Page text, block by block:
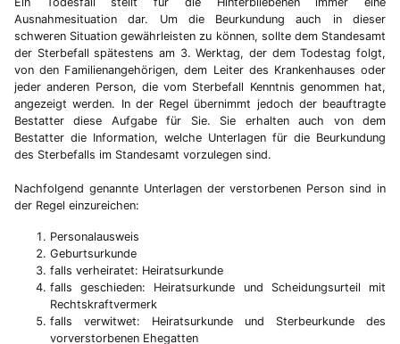
Ausnahmesituation dar. Um die Beurkundung auch in dieser
schweren Situation gewährleisten zu können, sollte dem Standesamt
der Sterbefall spätestens am 3. Werktag, der dem Todestag folgt,
von den Familienangehörigen, dem Leiter des Krankenhauses oder
jeder anderen Person, die vom Sterbefall Kenntnis genommen hat,
angezeigt werden. In der Regel übernimmt jedoch der beauftragte
Bestatter diese Aufgabe für Sie. Sie erhalten auch von dem
Bestatter die Information, welche Unterlagen für die Beurkundung
des Sterbefalls im Standesamt vorzulegen sind.
Nachfolgend genannte Unterlagen der verstorbenen Person sind in
der Regel einzureichen:
Personalausweis
Geburtsurkunde
falls verheiratet: Heiratsurkunde
falls geschieden: Heiratsurkunde und Scheidungsurteil mit
Rechtskraftvermerk
falls verwitwet: Heiratsurkunde und Sterbeurkunde des
vorverstorbenen Ehegatten